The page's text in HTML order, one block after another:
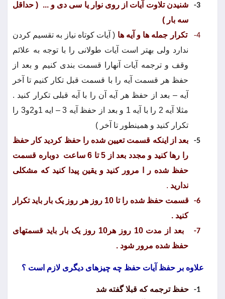
3- شنیدن تلاوت آیات از روی نوار یا سی دی و ... ( حداقل
سه بار )
4- تکرار جمله ها و آیه ها ( آیات کوتاه نیاز به تقسیم کردن
ندارد ولی بهتر است آیات طولانی را با توجه به علائم
وقف و ترجمه آیات آنهارا قسمت بندی کنیم و بعد از
حفظ هر قسمت آیه را با قسمت قبل تکار کنیم تا آخر
آیه – بعد از حفظ هر آیه آن را با آیه قبلی تکرار کنید .
مثلا آیه 2 را با آیه 1 و بعد از حفظ آیه 3 – ایه 1و2و3 را
تکرار کنید و همینطور تا آخر )
5-
بعد از اینکه قسمت تعیین شده را حفظ کردید کار حفظ
را رها کنید و مجدد بعد از 5 تا 6 ساعت
دوباره قسمت
حفظ شده ر ا مرور کنید و یقین پیدا کنید که مشکلی
ندارید .
6-
قسمت حفظ شده را تا 10 روز هر روز یک بار باید تکرار
کنید .
7-
بعد از مدت 10 روز هر10 روز یک بار باید قسمتهای
حفظ شده مرور شود .
علاوه بر حفظ آیات حفظ چه چیزهای دیگری لازم است ؟
1- حفظ ترجمه که قبلا گفته شد